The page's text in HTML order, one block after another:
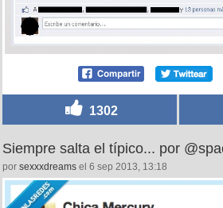
1302
Siempre salta el típico... por
por sexxxdreams el 6 sep 2013, 13:18